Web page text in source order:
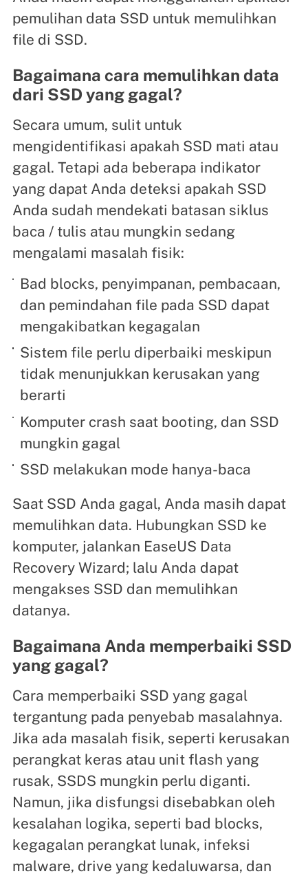
pemulihan data SSD untuk memulihkan
file di SSD.
Bagaimana cara memulihkan data
dari SSD yang gagal?
Secara umum, sulit untuk
mengidentifikasi apakah SSD mati atau
gagal. Tetapi ada beberapa indikator
yang dapat Anda deteksi apakah SSD
Anda sudah mendekati batasan siklus
baca / tulis atau mungkin sedang
mengalami masalah fisik:
Bad blocks, penyimpanan, pembacaan,
dan pemindahan file pada SSD dapat
mengakibatkan kegagalan
Sistem file perlu diperbaiki meskipun
tidak menunjukkan kerusakan yang
berarti
Komputer crash saat booting, dan SSD
mungkin gagal
SSD melakukan mode hanya-baca
Saat SSD Anda gagal, Anda masih dapat
memulihkan data. Hubungkan SSD ke
komputer, jalankan EaseUS Data
Recovery Wizard; lalu Anda dapat
mengakses SSD dan memulihkan
datanya.
Bagaimana Anda memperbaiki SSD
yang gagal?
Cara memperbaiki SSD yang gagal
tergantung pada penyebab masalahnya.
Jika ada masalah fisik, seperti kerusakan
perangkat keras atau unit flash yang
rusak, SSDS mungkin perlu diganti.
Namun, jika disfungsi disebabkan oleh
kesalahan logika, seperti bad blocks,
kegagalan perangkat lunak, infeksi
malware, drive yang kedaluwarsa, dan